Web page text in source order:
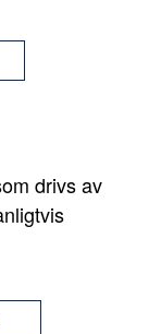
drivs av